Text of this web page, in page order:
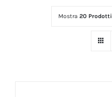
Mostra 20 Prodotti